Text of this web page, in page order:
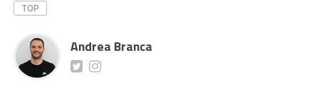
TOP
Andrea Branca